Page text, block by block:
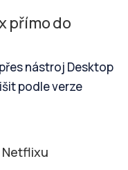
přímo do
nástroj Desktop
podle verze
Netflixu